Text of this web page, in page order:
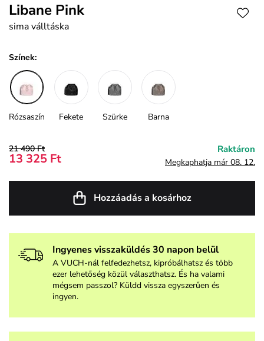
Libane Pink
sima válltáska
Színek:
Rózsaszín Fekete Szürke Barna
21 490 Ft
13 325 Ft
Raktáron
Megkaphatja már 08. 12.
Hozzáadás a kosárhoz
Ingyenes visszaküldés 30 napon belül
A VUCH-nál felfedezhetsz, kipróbálhatsz és több
ezer lehetőség közül választhatsz. És ha valami
mégsem passzol? Küldd vissza egyszerűen és
ingyen.